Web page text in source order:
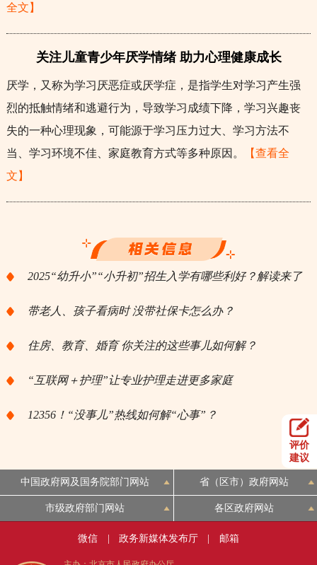
全文】
关注儿童青少年厌学情绪 助力心理健康成长
厌学，又称为学习厌恶症或厌学症，是指学生对学习产生强
烈的抵触情绪和逃避行为，导致学习成绩下降，学习兴趣丧
失的一种心理现象，可能源于学习压力过大、学习方法不
当、学习环境不佳、家庭教育方式等多种原因。
【查看全
文】
2025“幼升小”“小升初”招生入学有哪些利好？解读来了
带老人、孩子看病时 没带社保卡怎么办？
住房、教育、婚育 你关注的这些事儿如何解？
“互联网＋护理”让专业护理走进更多家庭
12356！“没事儿”热线如何解“心事”？
评价
建议
中国政府网及国务院部门网站 省（区市）政府网站
市级政府部门网站 各区政府网站
微信 政务新媒体发布厅 邮箱